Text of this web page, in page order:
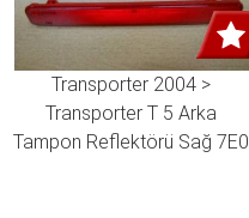
Transporter 2004 >
Transporter T 5 Arka
Tampon Reflektörü Sağ 7E0